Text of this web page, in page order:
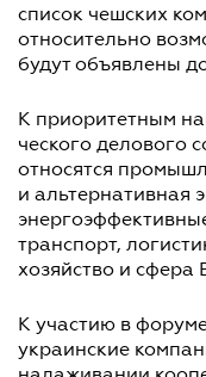
список чешских
относительно
будут объявлены
К приоритетным
ческого делового
относятся
и альтернативная
транспорт,
хозяйство и сфера
К участию в
украинские